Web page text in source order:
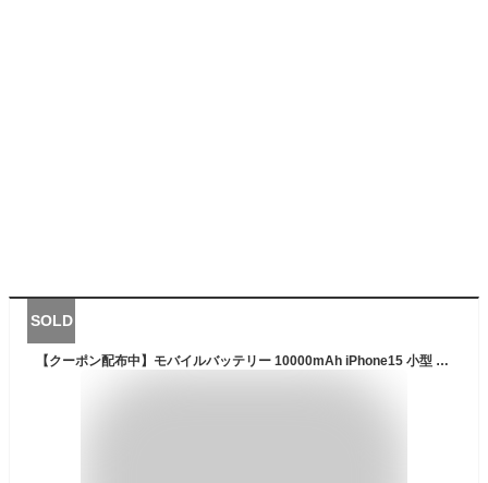
SOLD
【クーポン配布中】モバイルバッテリー 10000mAh iPhone15 小型 大容量 軽量 送料無料 type-c se ソーラー 防災 LED ライト 生活防水 アイフォン Android アンドロイド 2台同時 充電器 マイクロ USB micro USB ケーブル 付属 ※ 直接充電 ではありません